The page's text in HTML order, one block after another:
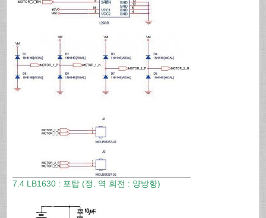
7.4 LB1630 : 포탑 (정. 역 회전 : 양방향)